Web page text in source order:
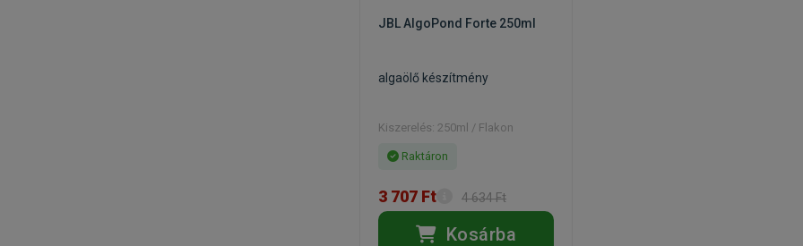
JBL AlgoPond Forte 250ml
algaölő készítmény
Kiszerelés: 250ml / Flakon
Raktáron
3 707 Ft 4 634 Ft
Kosárba